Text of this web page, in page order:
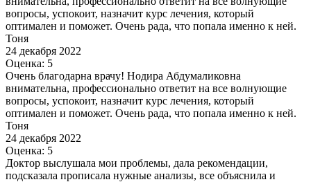
вопросы, успокоит, назначит курс лечения, который
оптимален и поможет. Очень рада, что попала именно к ней.
Тоня
24 декабря 2022
Оценка: 5
Очень благодарна врачу! Нодира Абдумаликовна
внимательна, профессионально ответит на все волнующие
вопросы, успокоит, назначит курс лечения, который
оптимален и поможет. Очень рада, что попала именно к ней.
Тоня
24 декабря 2022
Оценка: 5
Доктор выслушала мои проблемы, дала рекомендации,
подсказала прописала нужные анализы, все объяснила и